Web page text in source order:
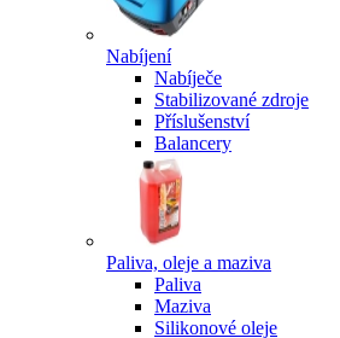
Nabíjení
Nabíječe
Stabilizované zdroje
Příslušenství
Balancery
Paliva, oleje a maziva
Paliva
Maziva
Silikonové oleje